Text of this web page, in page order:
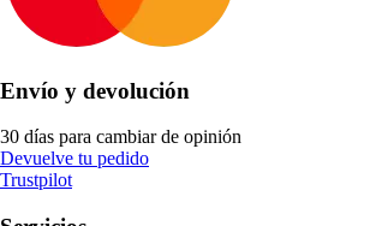
Envío y devolución
30 días para cambiar de opinión
Devuelve tu pedido
Trustpilot